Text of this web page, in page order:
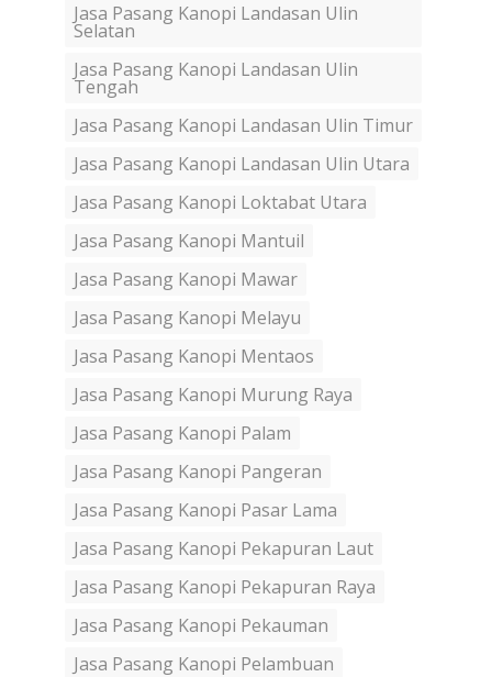
Jasa Pasang Kanopi Landasan Ulin
Selatan
Jasa Pasang Kanopi Landasan Ulin
Tengah
Jasa Pasang Kanopi Landasan Ulin Timur
Jasa Pasang Kanopi Landasan Ulin Utara
Jasa Pasang Kanopi Loktabat Utara
Jasa Pasang Kanopi Mantuil
Jasa Pasang Kanopi Mawar
Jasa Pasang Kanopi Melayu
Jasa Pasang Kanopi Mentaos
Jasa Pasang Kanopi Murung Raya
Jasa Pasang Kanopi Palam
Jasa Pasang Kanopi Pangeran
Jasa Pasang Kanopi Pasar Lama
Jasa Pasang Kanopi Pekapuran Laut
Jasa Pasang Kanopi Pekapuran Raya
Jasa Pasang Kanopi Pekauman
Jasa Pasang Kanopi Pelambuan